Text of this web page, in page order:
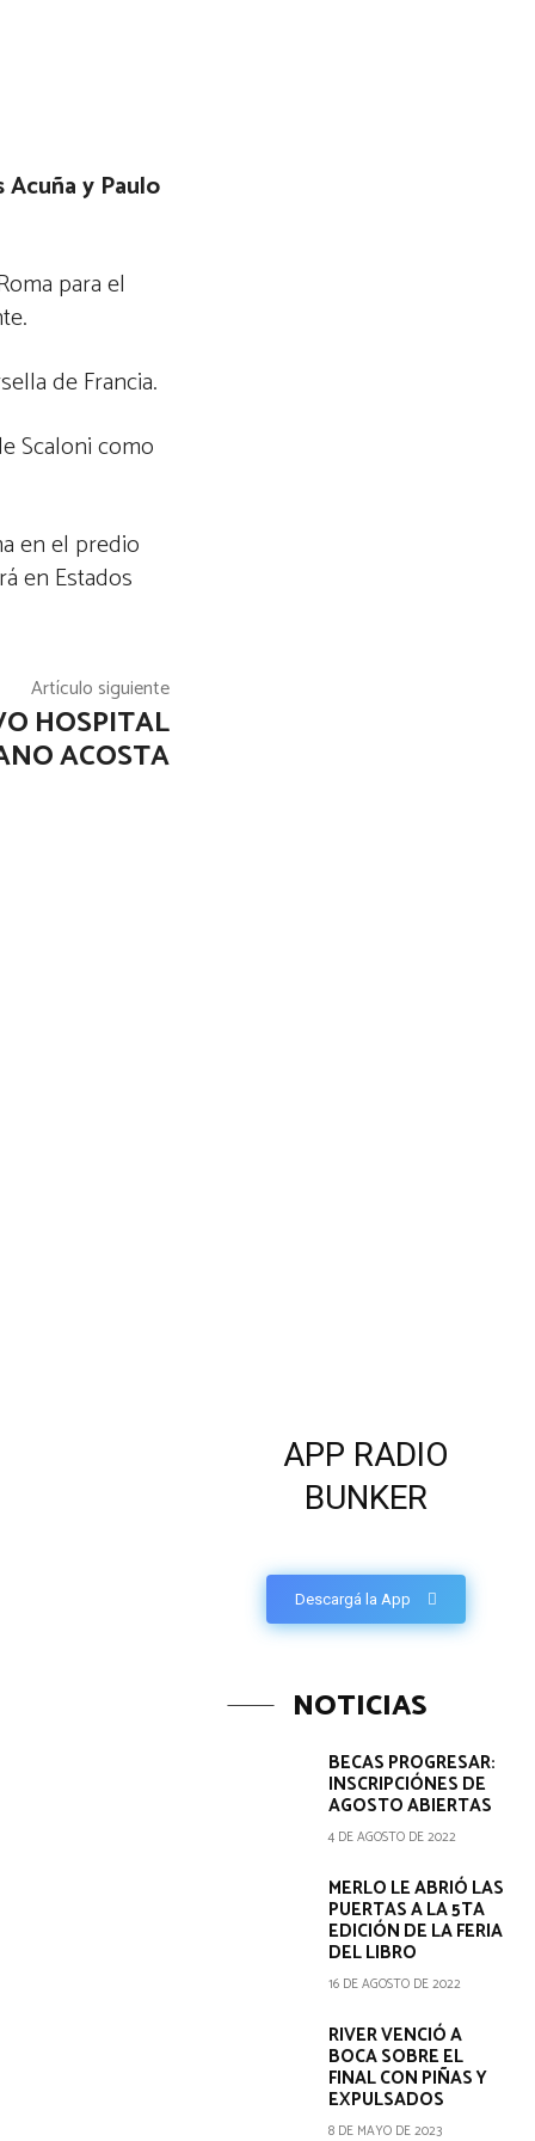
y Paulo
para el
de Francia.
Scaloni como
en el predio
en Estados
Artículo siguiente
HOSPITAL
ACOSTA
APP RADIO
BUNKER
Descargá la App
NOTICIAS
BECAS PROGRESAR:
INSCRIPCIÓNES DE
AGOSTO ABIERTAS
4 DE AGOSTO DE 2022
MERLO LE ABRIÓ LAS
PUERTAS A LA 5TA
EDICIÓN DE LA FERIA
DEL LIBRO
16 DE AGOSTO DE 2022
RIVER VENCIÓ A
BOCA SOBRE EL
FINAL CON PIÑAS Y
EXPULSADOS
8 DE MAYO DE 2023